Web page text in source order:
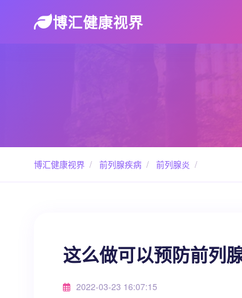
博汇健康视界
博汇健康视界 / 前列腺疾病 / 前列腺炎 /
这么做可以预防前列
2022-03-23 16:07:15